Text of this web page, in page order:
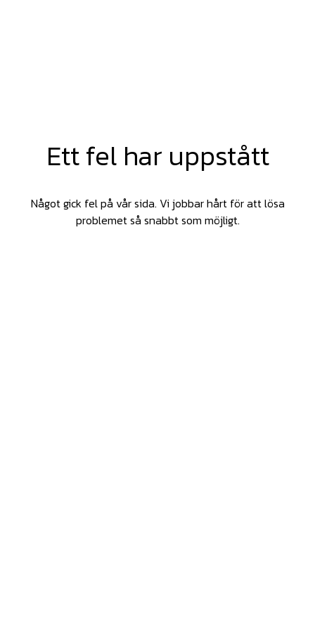
Ett fel har uppstått
Något gick fel på vår sida. Vi jobbar hårt för att lösa
problemet så snabbt som möjligt.